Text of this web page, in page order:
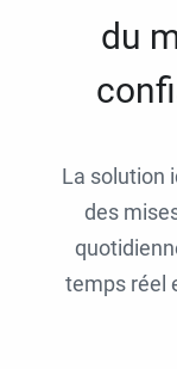
du
La solution
des
temps réel